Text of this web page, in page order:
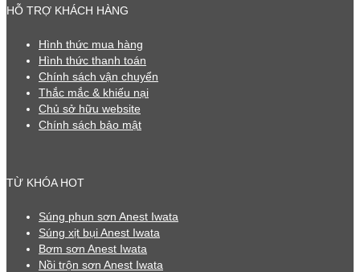
HỖ TRỢ KHÁCH HÀNG
Hình thức mua hàng
Hình thức thanh toán
Chính sách vận chuyển
Thắc mắc & khiếu nại
Chủ sở hữu website
Chính sách bảo mật
TỪ KHÓA HOT
Súng phun sơn Anest Iwata
Súng xịt bụi Anest Iwata
Bơm sơn Anest Iwata
Nồi trộn sơn Anest Iwata